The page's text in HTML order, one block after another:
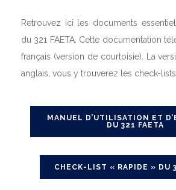
Retrouvez ici les documents
du 321 FAETA. Cette documentation
français (version de courtoisie). La
anglais, vous y trouverez les check-
MANUEL D’UTILISATION ET
DU 321 FAETA
CHECK-LIST « RAPIDE » DU